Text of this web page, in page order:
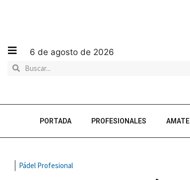
6 de agosto de 2026
PORTADA PROFESIONALES
Pádel Profesional